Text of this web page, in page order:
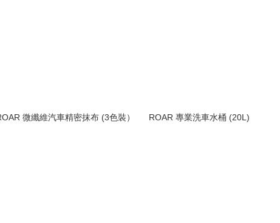
微纖維汽車精密抹布 (3色裝） ROAR 專業洗車水桶 (20L)